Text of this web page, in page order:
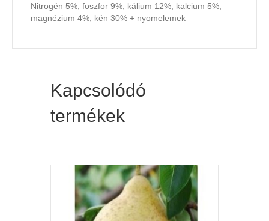
Nitrogén 5%, foszfor 9%, kálium 12%, kalcium 5%,
magnézium 4%, kén 30% + nyomelemek
Kapcsolódó
termékek